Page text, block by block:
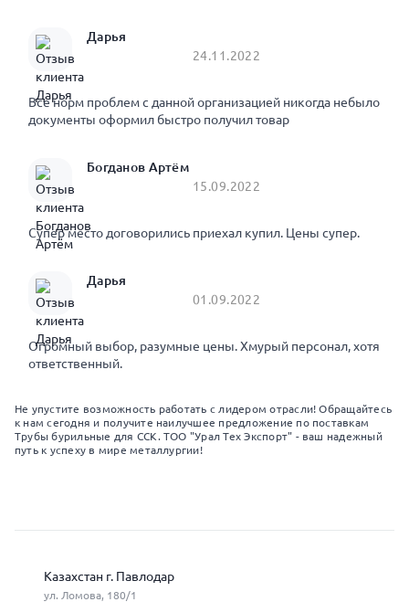
Дарья
24.11.2022
Все норм проблем с данной организацией никогда небыло
документы оформил быстро получил товар
Богданов Артём
15.09.2022
Супер место договорились приехал купил. Цены супер.
Дарья
01.09.2022
Огромный выбор, разумные цены. Хмурый персонал, хотя
ответственный.
Не упустите возможность работать с лидером отрасли! Обращайтесь
к нам сегодня и получите наилучшее предложение по поставкам
Трубы бурильные для ССК. ТОО "Урал Тех Экспорт" - ваш надежный
путь к успеху в мире металлургии!
Казахстан г. Павлодар
ул. Ломова, 180/1